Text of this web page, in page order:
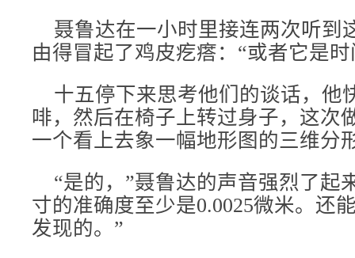
聂鲁达在一小时里接连两次听到
由得冒起了鸡皮疙瘩：“或者它是
十五停下来思考他们的谈话，他
啡，然后在椅子上转过身子，这次
一个看上去象一幅地形图的三维分
“是的，”聂鲁达的声音强烈了起
寸的准确度至少是0.0025微米。还
发现的。”